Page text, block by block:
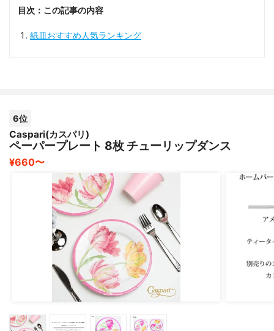
目次：この記事の内容
紙皿おすすめ人気ランキング
6位
Caspari(カスパリ)
ペーパープレート 8枚 チューリップダンス
¥660〜